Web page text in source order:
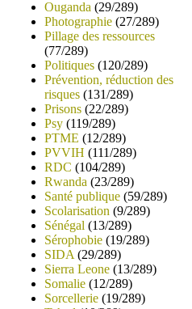
Ouganda (29/289)
Photographie (27/289)
Pillage des ressources
(77/289)
Politiques (120/289)
Prévention, réduction des
risques (131/289)
Prisons (22/289)
Psy (119/289)
PTME (12/289)
PVVIH (111/289)
RDC (104/289)
Rwanda (23/289)
Santé publique (59/289)
Scolarisation (9/289)
Sénégal (13/289)
Sérophobie (19/289)
SIDA (29/289)
Sierra Leone (13/289)
Somalie (12/289)
Sorcellerie (19/289)